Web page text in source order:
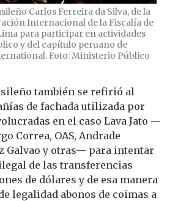
Carlos Ferreira da Silva, de la
Internacional de la Fiscalía de
para participar en actividades
y del capítulo peruano de
Foto: Ministerio Público
también se refirió al
de fachada utilizada por
en el caso Lava Jato —
Correa, OAS, Andrade
Galvao y otras— para intentar
de las transferencias
de dólares y de esa manera
legalidad abonos de coimas a